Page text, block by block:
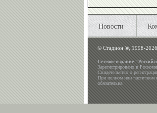
Новости
©Стадион ®, 1998-2026
Сетевое издание
Зарегистрировано в
Свидетельство о
При полном или частичном
обязательна